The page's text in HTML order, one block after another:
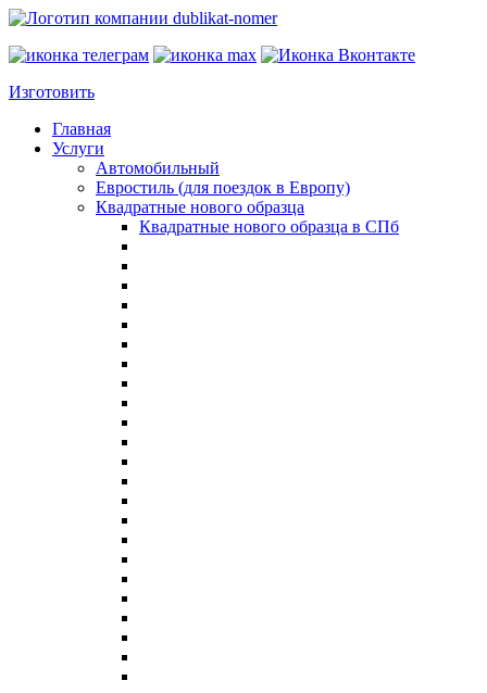
Изготовить
Главная
Услуги
Автомобильный
Евростиль (для поездок в Европу)
Квадратные нового образца
Квадратные нового образца в СПб